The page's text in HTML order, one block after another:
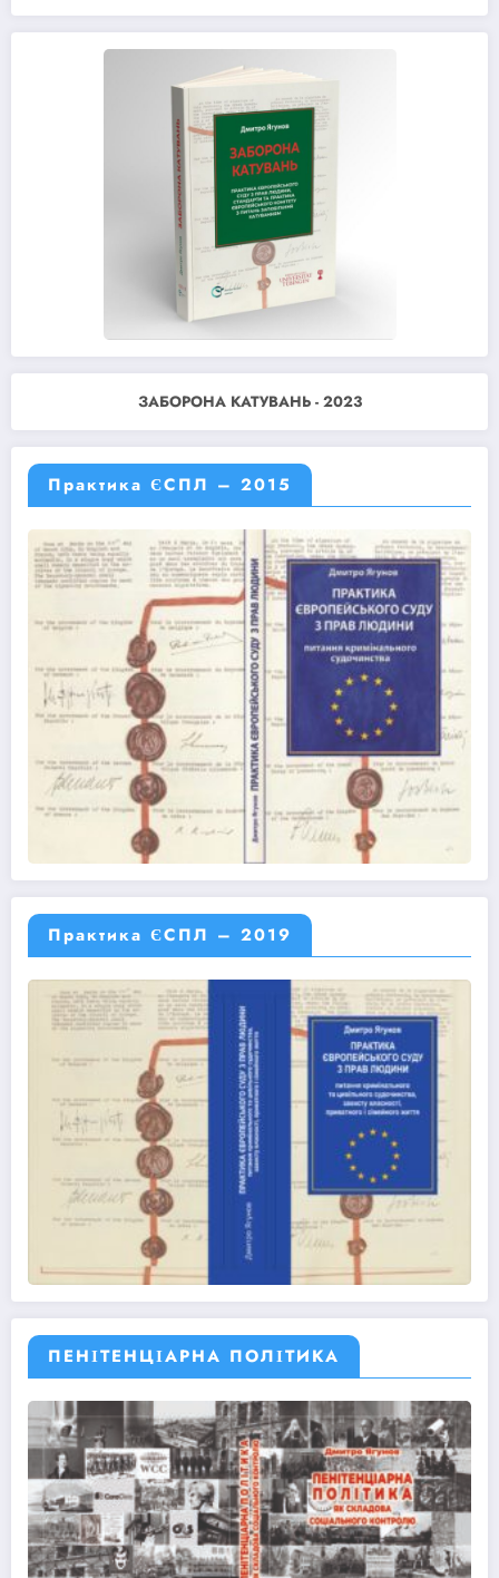
ЗАБОРОНА КАТУВАНЬ - 2023
Практика ЄСПЛ – 2015
Практика ЄСПЛ – 2019
ПЕНІТЕНЦІАРНА ПОЛІТИКА